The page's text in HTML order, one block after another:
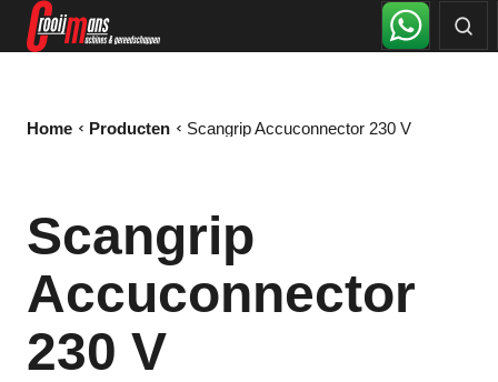
Home Producten Scangrip Accuconnector 230 V
Scangrip
Accuconnector
230 V